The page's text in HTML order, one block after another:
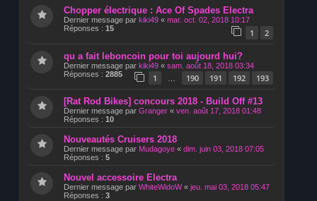
Chopper électrique : Ace Of Spades Electra
Dernier message par kiki49 « mar. oct. 02, 2018 10:17
Réponses : 15 1 2
qu a fait leboncoin pour toi aujourd hui?
Dernier message par kiki49 « sam. août 18, 2018 03:34
Réponses : 2885 1 190 191 192 193
[Rat Rod Bikes] concours 2018 - Build Off #13
Dernier message par Granger « ven. août 17, 2018 01:48
Réponses : 10
Nouveautés Cruisers 2018
Dernier message par Mudagoye « dim. juin 03, 2018 07:05
Réponses : 5
Nouvel accessoire Electra
Dernier message par WhiteWidoW« jeu. mai 03, 2018 05:47
Réponses : 3